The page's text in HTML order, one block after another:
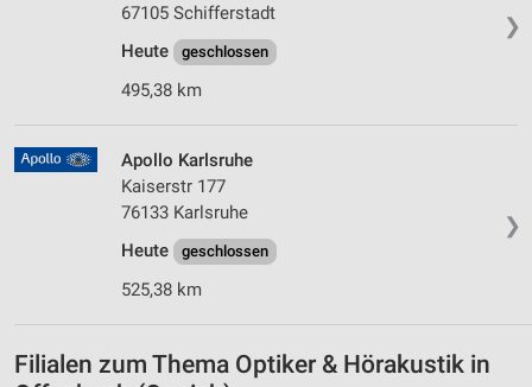
❯
67105 Schifferstadt
Heute
geschlossen
495,38 km
❯
Apollo Karlsruhe
Kaiserstr 177
76133 Karlsruhe
Heute
geschlossen
525,38 km
Filialen zum Thema Optiker & Hörakustik in